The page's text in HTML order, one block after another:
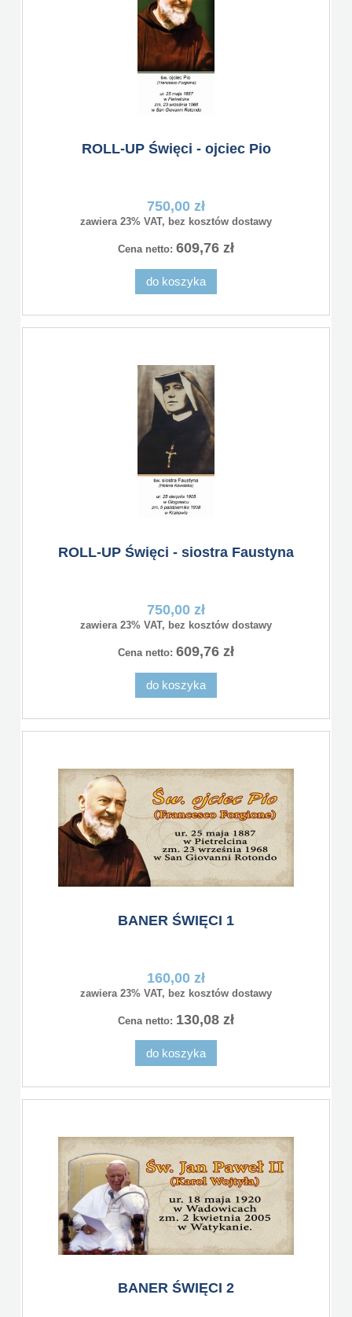
ROLL-UP Święci - ojciec Pio
750,00 zł
zawiera 23% VAT, bez kosztów dostawy
Cena netto: 609,76 zł
do koszyka
ROLL-UP Święci - siostra Faustyna
750,00 zł
zawiera 23% VAT, bez kosztów dostawy
Cena netto: 609,76 zł
do koszyka
BANER ŚWIĘCI 1
160,00 zł
zawiera 23% VAT, bez kosztów dostawy
Cena netto: 130,08 zł
do koszyka
BANER ŚWIĘCI 2